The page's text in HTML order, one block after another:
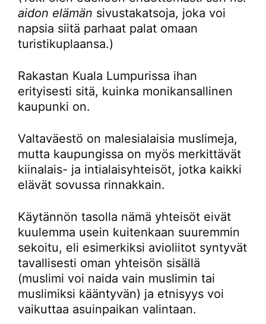
aidon elämän sivustakatsoja, joka voi
napsia siitä parhaat palat omaan
turistikuplaansa.)
Rakastan Kuala Lumpurissa ihan
erityisesti sitä, kuinka monikansallinen
kaupunki on.
Valtaväestö on malesialaisia muslimeja,
mutta kaupungissa on myös merkittävät
kiinalais- ja intialaisyhteisöt, jotka kaikki
elävät sovussa rinnakkain.
Käytännön tasolla nämä yhteisöt eivät
kuulemma usein kuitenkaan suuremmin
sekoitu, eli esimerkiksi avioliitot syntyvät
tavallisesti oman yhteisön sisällä
(muslimi voi naida vain muslimin tai
muslimiksi kääntyvän) ja etnisyys voi
vaikuttaa asuinpaikan valintaan.